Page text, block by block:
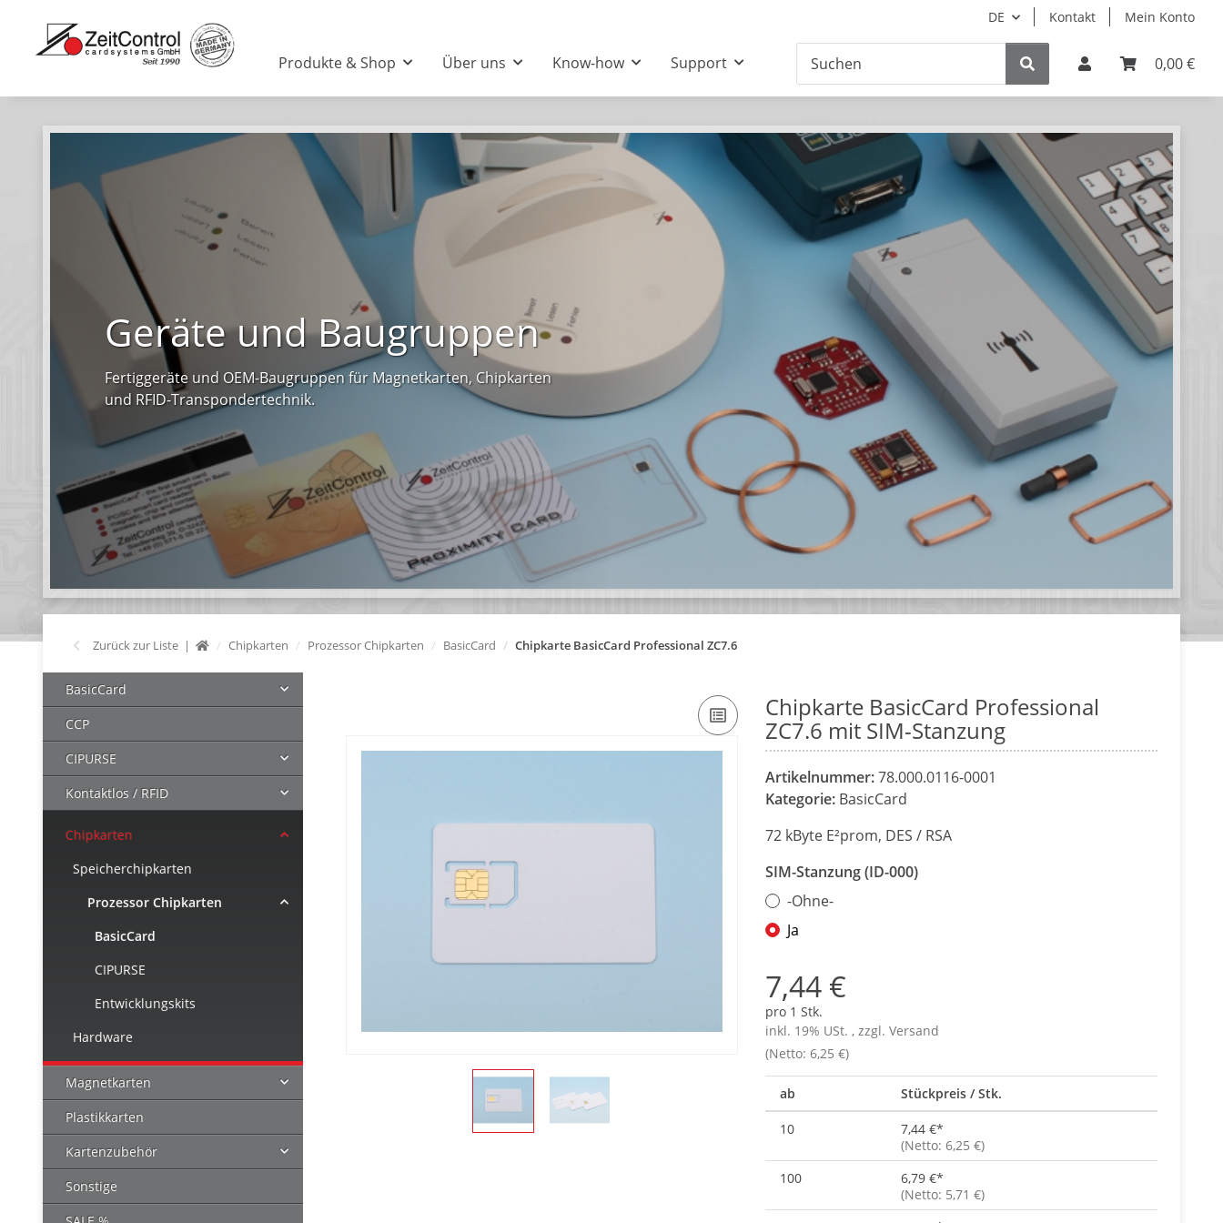
DE Kontakt Mein Konto
0,00 €
Produkte & Shop Über uns Know-how Support
Geräte und Baugruppen
Fertiggeräte und OEM-Baugruppen für Magnetkarten, Chipkarten
und RFID-Transpondertechnik.
Zurück zur Liste Chipkarten Prozessor Chipkarten BasicCard Chipkarte BasicCard Professional ZC7.6
Chipkarte BasicCard Professional
ZC7.6 mit SIM-Stanzung
Artikelnummer:78.000.0116-0001
Kategorie: BasicCard
72 kByte E²prom, DES / RSA
SIM-Stanzung (ID-000)
-Ohne-
Ja
7,44 €
pro 1 Stk.
inkl. 19% USt. , zzgl. Versand
(Netto: 6,25 €)
ab Stückpreis / Stk.
10 7,44 €*
(Netto: 6,25 €)
100
6,79 €*
(Netto: 5,71 €)
BasicCard
CCP
CIPURSE
Kontaktlos / RFID
Chipkarten
Speicherchipkarten
Prozessor Chipkarten
BasicCard
CIPURSE
Entwicklungskits
Hardware
Magnetkarten
Plastikkarten
Kartenzubehör
Sonstige